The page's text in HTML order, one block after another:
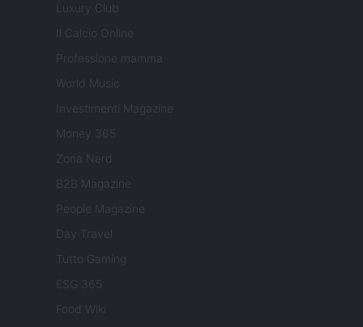
Luxury Club
Il Calcio Online
Professione mamma
World Music
Investimenti Magazine
Money 365
Zona Nerd
B2B Magazine
People Magazine
Day Travel
Tutto Gaming
ESG 365
Food Wiki